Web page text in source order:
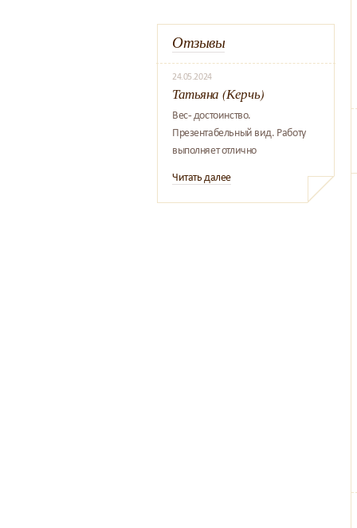
Отзывы
24.05.2024
Татьяна (Керчь)
Вес- достоинство.
Презентабельный вид. Работу
выполняет отлично
Читать далее